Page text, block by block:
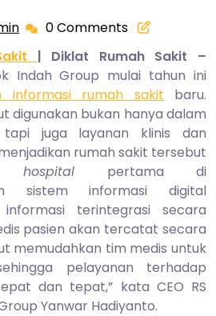
admin0 Comments
| Diklat Rumah Sakit –
Indah Group mulai tahun ini
informasi rumah sakit baru.
digunakan bukan hanya dalam
tapi juga layanan klinis dan
rumah sakit tersebut
hospital pertama di
sistem informasi digital
terintegrasi secara
pasien akan tercatat secara
memudahkan tim medis untuk
pelayanan terhadap
dan tepat,” kata CEO RS
Yanwar Hadiyanto.